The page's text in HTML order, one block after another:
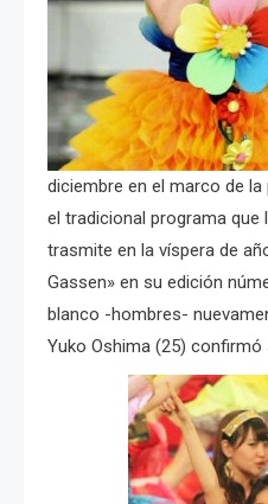
diciembre en el marco de
el tradicional programa que
trasmite en la víspera de
Gassen» en su edición
blanco -hombres-
Yuko Oshima (25)